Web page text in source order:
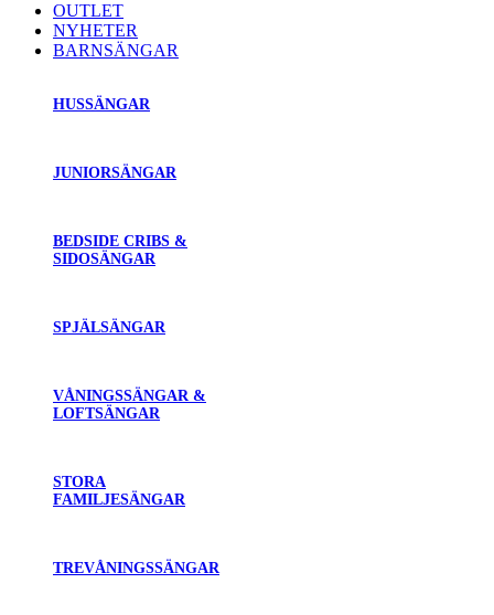
OUTLET
NYHETER
BARNSÄNGAR
HUSSÄNGAR
JUNIORSÄNGAR
BEDSIDE CRIBS &
SIDOSÄNGAR
SPJÄLSÄNGAR
VÅNINGSSÄNGAR &
LOFTSÄNGAR
STORA
FAMILJESÄNGAR
TREVÅNINGSSÄNGAR